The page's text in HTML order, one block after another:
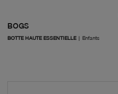
BOGS
BOTTE HAUTE ESSENTIELLE| Enfants